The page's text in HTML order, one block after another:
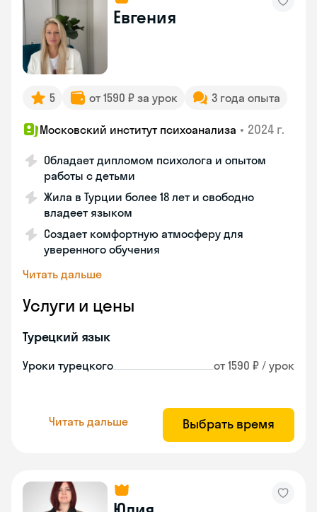
Евгения
5 от 1590 ₽ за урок 3 года опыта
Московский институт психоанализа • 2024 г.
Обладает дипломом психолога и опытом
работы с детьми
Жила в Турции более 18 лет и свободно
владеет языком
Создает комфортную атмосферу для
уверенного обучения
Читать дальше
Услуги и цены
Турецкий язык
Уроки турецкого от 1590 ₽ / урок
Читать дальше Выбрать время